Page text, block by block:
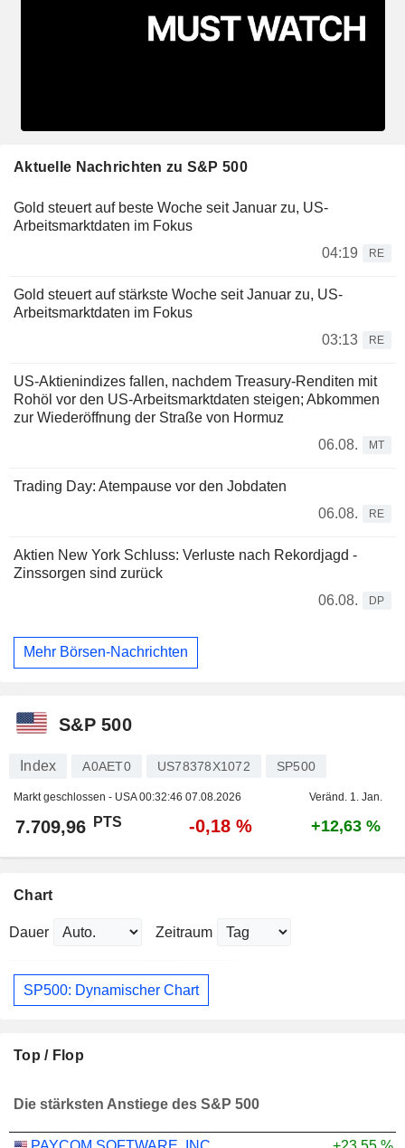
Aktuelle Nachrichten zu S&P 500
Gold steuert auf beste Woche seit Januar zu, US-
Arbeitsmarktdaten im Fokus
04:19
RE
Gold steuert auf stärkste Woche seit Januar zu, US-
Arbeitsmarktdaten im Fokus
03:13
RE
US-Aktienindizes fallen, nachdem Treasury-Renditen mit
Rohöl vor den US-Arbeitsmarktdaten steigen; Abkommen
zur Wiederöffnung der Straße von Hormuz
06.08.
MT
Trading Day: Atempause vor den Jobdaten
06.08.
RE
Aktien New York Schluss: Verluste nach Rekordjagd -
Zinssorgen sind zurück
06.08.
DP
Mehr Börsen-Nachrichten
S&P 500
Index A0AET0 US78378X1072 SP500
Markt geschlossen - USA00:32:46 07.08.2026 Veränd. 1. Jan.
7.709,96 PTS -0,18 % +12,63 %
Chart
Dauer Zeitraum
SP500: Dynamischer Chart
Top / Flop
Die stärksten Anstiege des S&P 500